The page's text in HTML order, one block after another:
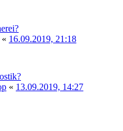
« 16.09.2019, 21:18
« 13.09.2019, 14:27